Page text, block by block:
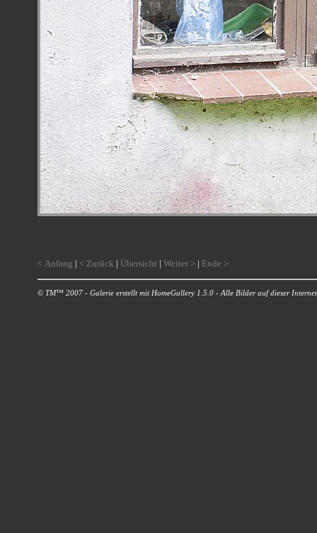
< Anfang | < Zurück | Übersicht |Weiter > | Ende >
© TM™ 2007 - Galerie erstellt mit HomeGallery 1.5.0 - Alle Bilder auf dieser